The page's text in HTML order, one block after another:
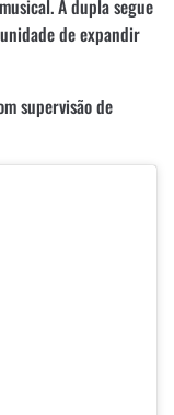
A dupla segue
de expandir
supervisão de